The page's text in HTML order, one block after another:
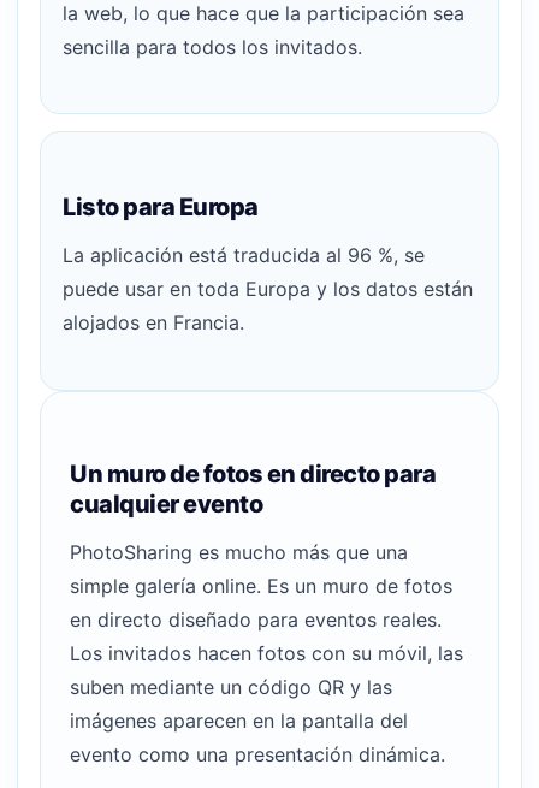
la web, lo que hace que la participación sea
sencilla para todos los invitados.
Listo para Europa
La aplicación está traducida al 96 %, se
puede usar en toda Europa y los datos están
alojados en Francia.
Un muro de fotos en directo para
cualquier evento
PhotoSharing es mucho más que una
simple galería online. Es un muro de fotos
en directo diseñado para eventos reales.
Los invitados hacen fotos con su móvil, las
suben mediante un código QR y las
imágenes aparecen en la pantalla del
evento como una presentación dinámica.